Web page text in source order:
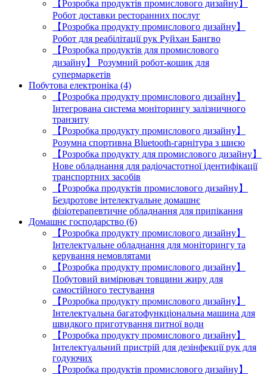
【Розробка продуктів промислового дизайну】
Робот доставки ресторанних послуг
【Розробка продукту промислового дизайну】
Робот для реабілітації рук Руйхан Бангво
【Розробка продуктів для промислового
дизайну】 Розумний робот-кошик для
супермаркетів
Побутова електроніка (4)
【Розробка продукту промислового дизайну】
Інтегрована система моніторингу залізничного
транзиту
【Розробка продукту промислового дизайну】
Розумна спортивна Bluetooth-гарнітура з шиєю
【Розробка продукту для промислового дизайну】
Нове обладнання для радіочастотної ідентифікації
транспортних засобів
【Розробка продуктів промислового дизайну】
Бездротове інтелектуальне домашнє
фізіотерапевтичне обладнання для припікання
Домашнє господарство (6)
【Розробка продукту промислового дизайну】
Інтелектуальне обладнання для моніторингу та
керування немовлятами
【Розробка продукту промислового дизайну】
Побутовий вимірювач товщини жиру для
самостійного тестування
【Розробка продукту промислового дизайну】
Інтелектуальна багатофункціональна машина для
швидкого приготування питної води
【Розробка продукту промислового дизайну】
Інтелектуальний пристрій для дезінфекції рук для
годуючих
【Розробка продуктів промислового дизайну】